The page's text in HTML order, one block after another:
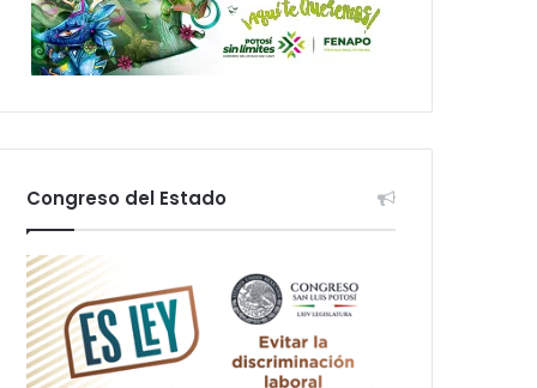
Congreso del Estado